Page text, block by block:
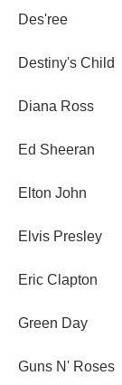
Des'ree
Destiny's Child
Diana Ross
Ed Sheeran
Elton John
Elvis Presley
Eric Clapton
Green Day
Guns N' Roses